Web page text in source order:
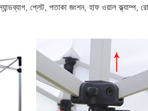
প্লেট, পতাকা জংশন, হাফ ওয়াল ক্ল্যাম্প,